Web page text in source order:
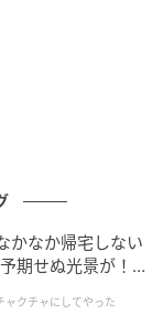
かなか帰宅しない
期せぬ光景が！
ャクチャにしてやった